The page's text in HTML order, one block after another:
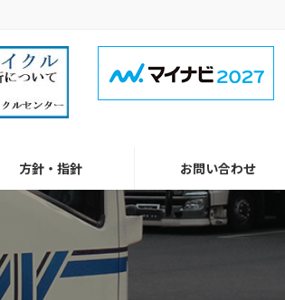
方針・指針 お問い合わせ